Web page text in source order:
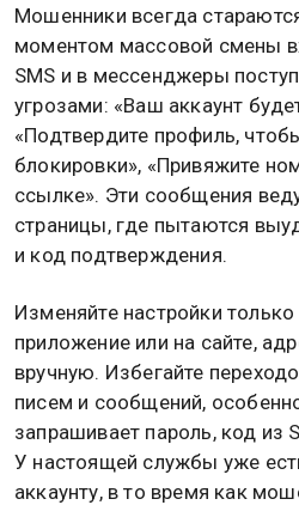
Мошенники всегда
моментом массовой смены
SMS и в мессенджеры
угрозами: «Ваш аккаунт
«Подтвердите профиль,
блокировки», «Привяжите
ссылке». Эти сообщения
страницы, где пытаются
и код подтверждения.
Изменяйте настройки
приложение или на сайте,
вручную. Избегайте
писем и сообщений,
запрашивает пароль, код из
У настоящей службы уже
аккаунту, в то время как